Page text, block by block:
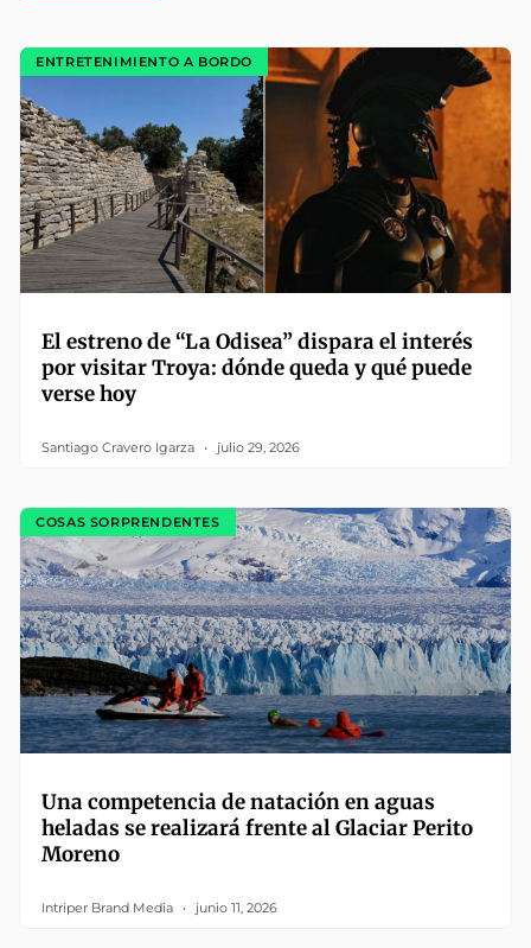
ENTRETENIMIENTO A BORDO
El estreno de “La Odisea” dispara el interés
por visitar Troya: dónde queda y qué puede
verse hoy
Santiago Cravero Igarza julio 29, 2026
COSAS SORPRENDENTES
Una competencia de natación en aguas
heladas se realizará frente al Glaciar Perito
Moreno
Intriper Brand Media junio 11, 2026